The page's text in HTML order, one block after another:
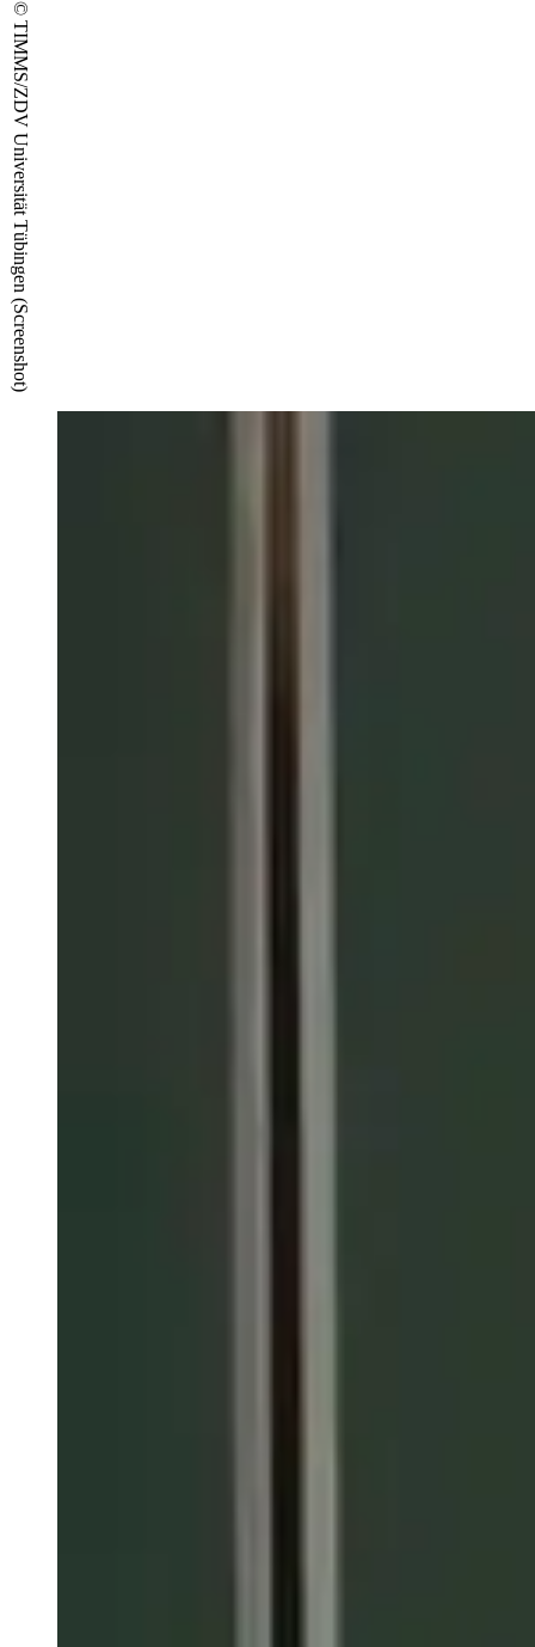
© TIMMS/ZDV Universität Tübingen (Screenshot)